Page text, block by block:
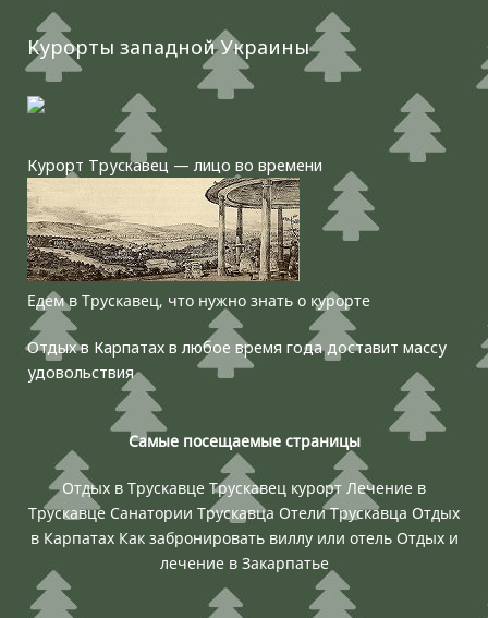
Курорты западной Украины
Курорт Трускавец — лицо во времени
Едем в Трускавец, что нужно знать о курорте
Отдых в Карпатах в любое время года доставит массу
удовольствия
Самые посещаемые страницы
Отдых в Трускавце Трускавец курорт Лечение в
Трускавце Санатории Трускавца Отели Трускавца Отдых
в Карпатах Как забронировать виллу или отель Отдых и
лечение в Закарпатье